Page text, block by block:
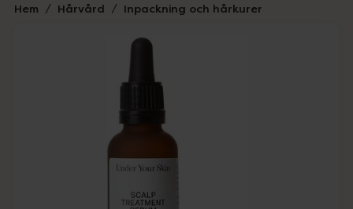
Hem Hårvård Inpackning och hårkurer